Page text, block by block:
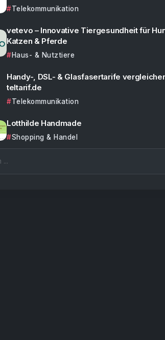
Telekommunikation
vetevo – Innovative Tiergesundheit für
Katzen & Pferde
Haus- & Nutztiere
Handy-, DSL- & Glasfasertarife
teltarif.de
Telekommunikation
Lotthilde Handmade
Shopping & Handel